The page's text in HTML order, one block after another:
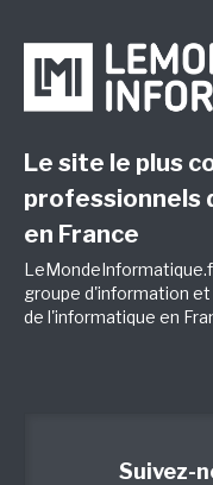
Le site le plus
professionnels
en France
groupe d'information
de l'informatique en
Suivez-